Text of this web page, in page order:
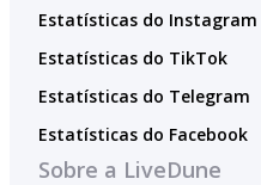
Estatísticas do Instagram
Estatísticas do TikTok
Estatísticas do Telegram
Estatísticas do Facebook
Sobre a LiveDune